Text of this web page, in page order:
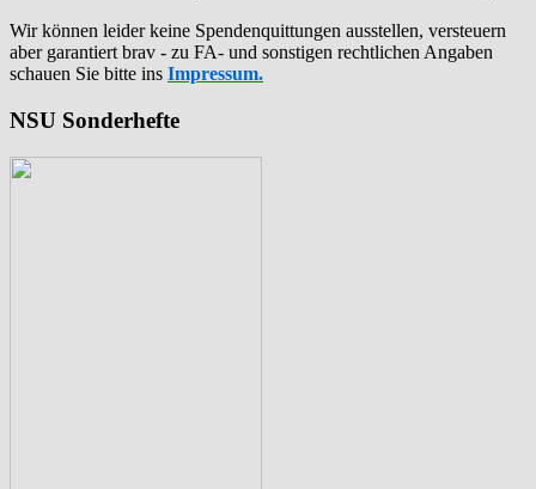
Wir können leider keine Spendenquittungen ausstellen, versteuern
aber garantiert brav - zu FA- und sonstigen rechtlichen Angaben
schauen Sie bitte ins Impressum.
NSU Sonderhefte